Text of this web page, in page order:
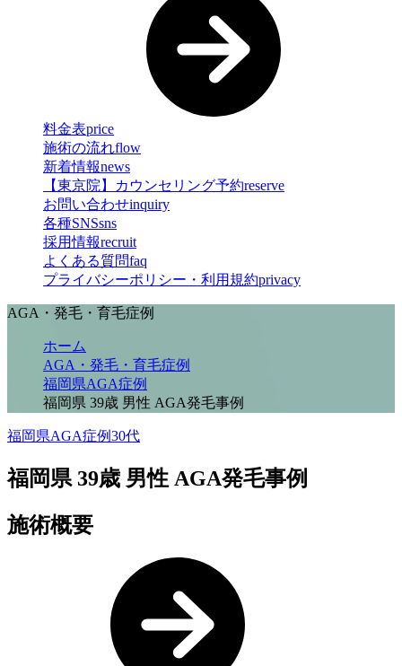
料金表price
施術の流れflow
新着情報news
【東京院】カウンセリング予約reserve
お問い合わせinquiry
各種SNSsns
採用情報recruit
よくある質問faq
プライバシーポリシー・利用規約privacy
AGA・発毛・育毛症例
ホーム
AGA・発毛・育毛症例
福岡県AGA症例
福岡県 39歳 男性 AGA発毛事例
福岡県AGA症例30代
福岡県 39歳 男性 AGA発毛事例
施術概要